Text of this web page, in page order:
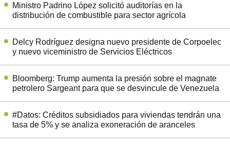
Ministro Padrino López solicitó auditorías en la
distribución de combustible para sector agrícola
Delcy Rodríguez designa nuevo presidente de Corpoelec
y nuevo viceministro de Servicios Eléctricos
Bloomberg: Trump aumenta la presión sobre el magnate
petrolero Sargeant para que se desvincule de Venezuela
#Datos: Créditos subsidiados para viviendas tendrán una
tasa de 5% y se analiza exoneración de aranceles